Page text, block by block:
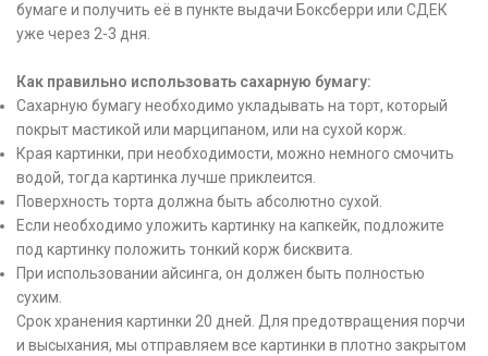
бумаге и получить её в пункте выдачи Боксберри или СДЕК
уже через 2-3 дня.
Как правильно использовать сахарную бумагу:
Сахарную бумагу необходимо укладывать на торт, который
покрыт мастикой или марципаном, или на сухой корж.
Края картинки, при необходимости, можно немного смочить
водой, тогда картинка лучше приклеится.
Поверхность торта должна быть абсолютно сухой.
Если необходимо уложить картинку на капкейк, подложите
под картинку положить тонкий корж бисквита.
При использовании айсинга, он должен быть полностью
сухим.
Срок хранения картинки 20 дней. Для предотвращения порчи
и высыхания, мы отправляем все картинки в плотно закрытом